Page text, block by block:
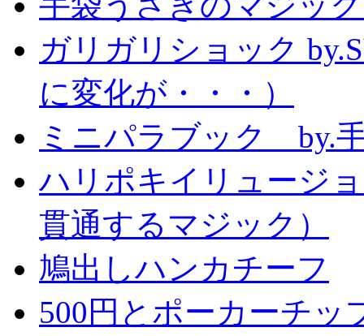
ガリガリショック
に変化が・・・）
ミニパラブック by.
ハリポキイリュージ
貫通するマジック）
鳩出しハンカチーフ
500円とポーカーチッ